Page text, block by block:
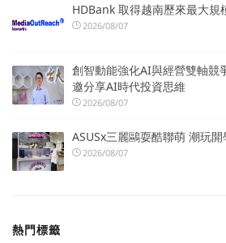
HDBank 取得越南歷來最大規
2026/08/07
創智動能強化AI與經營雙軸競
邀分享AI時代投資思維
2026/08/07
ASUSx三麗鷗耍酷聯萌 潮玩開
2026/08/07
熱門標籤